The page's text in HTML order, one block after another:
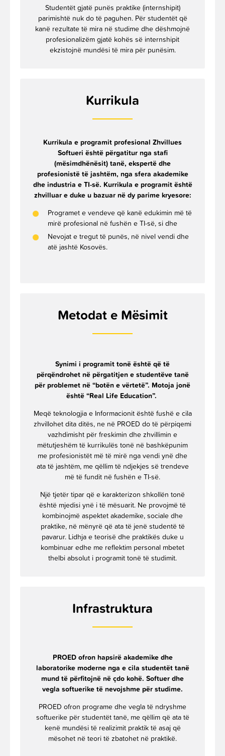
Studentët gjatë punës praktike (internshipit)
parimishtë nuk do të paguhen. Për studentët që
kanë rezultate të mira në studime dhe dëshmojnë
profesionalizëm gjatë kohës së internshipit
ekzistojnë mundësi të mira për punësim.
Kurrikula
Kurrikula e programit profesional Zhvillues
Softueri është përgatitur nga stafi
(mësimdhënësit) tanë, ekspertë dhe
profesionistë të jashtëm, nga sfera akademike
dhe industria e TI-së. Kurrikula e programit është
zhvilluar e duke u bazuar në dy parime kryesore:
Programet e vendeve që kanë edukimin më të
mirë profesional në fushën e TI-së, si dhe
Nevojat e tregut të punës, në nivel vendi dhe
atë jashtë Kosovës.
Metodat e Mësimit
Synimi i programit tonë është që të
përqëndrohet në përgatitjen e studentëve tanë
për problemet në “botën e vërtetë”. Motoja jonë
është “Real Life Education”.
Meqë teknologjia e Informacionit është fushë e cila
zhvillohet dita ditës, ne në PROED do të përpiqemi
vazhdimisht për freskimin dhe zhvillimin e
mëtutjeshëm të kurrikulës tonë në bashkëpunim
me profesionistët më të mirë nga vendi ynë dhe
ata të jashtëm, me qëllim të ndjekjes së trendeve
më të fundit në fushën e TI-së.
Një tjetër tipar që e karakterizon shkollën tonë
është mjedisi ynë i të mësuarit. Ne provojmë të
kombinojmë aspektet akademike, sociale dhe
praktike, në mënyrë që ata të jenë studentë të
pavarur. Lidhja e teorisë dhe praktikës duke u
kombinuar edhe me reflektim personal mbetet
thelbi absolut i programit tonë të studimit.
Infrastruktura
PROED ofron hapsirë akademike dhe
laboratorike moderne nga e cila studentët tanë
mund të përfitojnë në çdo kohë. Softuer dhe
vegla softuerike të nevojshme për studime.
PROED ofron programe dhe vegla të ndryshme
softuerike për studentët tanë, me qëllim që ata të
kenë mundësi të realizimit praktik të asaj që
mësohet në teori të zbatohet në praktikë.